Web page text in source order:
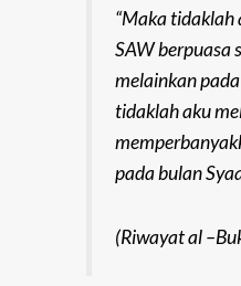
“Maka tidaklah
SAW berpuasa
melainkan
tidaklah aku
pada bulan
(Riwayat al